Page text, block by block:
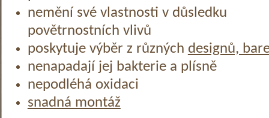
nemění své vlastnosti v důsledku
povětrnostních vlivů
poskytuje výběr z různých designů,
nenapadají jej bakterie a plísně
nepodléhá oxidaci
snadná montáž